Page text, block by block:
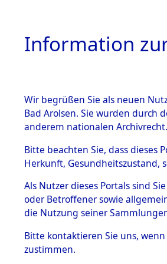
BESTÄNDE
Inhaftierungsdoku
mente
5. Verschiedenes
Todesmärsche
5.3.1 Alliierte
Information
Wir begrüßen Sie als neuen
Bad Arolsen. Sie wurden durch
anderem nationalen Archivrecht.
Bitte beachten Sie, dass dieses
Herkunft, Gesundheitszustand,
Als Nutzer dieses Portals sind
oder Betroffener sowie
die Nutzung seiner
Bitte kontaktieren Sie uns,
zustimmen.